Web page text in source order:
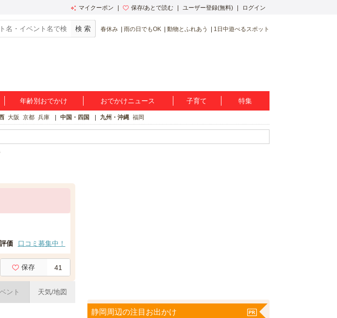
マイクーポン 保存/あとで読む ユーザー登録(無料) ログイン
春休み 雨の日でもOK 動物とふれあう 1日中遊べるスポット
年齢別おでかけ おでかけニュース 子育て 特集
大阪 京都 兵庫 中国・四国 九州・沖縄 福岡
価 口コミ募集中！
保存 41
ント 天気/地図
静岡周辺の注目お出かけ